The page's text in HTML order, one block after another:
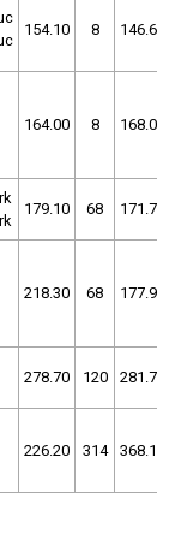
154.10 8 146.60
164.00 8 168.00
179.10 68 171.70
218.30 68 177.90
278.70 120 281.70
226.20 314 368.10